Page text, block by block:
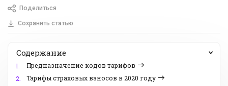
Поделиться
Сохранить статью
Содержание
1.
Предназначение кодов тарифов
2.
Тарифы страховых взносов в 2020 году